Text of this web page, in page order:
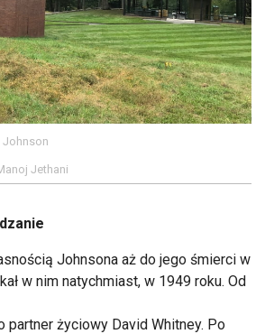
Johnson
Jethani
Johnsona aż do jego śmierci w
w nim natychmiast, w 1949 roku. Od
partner życiowy David Whitney. Po